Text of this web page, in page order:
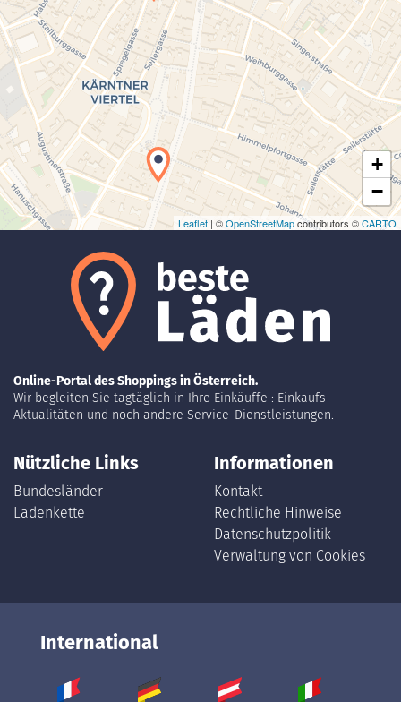
Laden der Karte...
+
−
Leaflet | ©OpenStreetMapcontributors ©CARTO
Online-Portal des Shoppings in Österreich.
Wir begleiten Sie tagtäglich in Ihre Einkäuffe : Einkaufs
Aktualitäten und noch andere Service-Dienstleistungen.
Nützliche Links
Bundesländer
Ladenkette
Informationen
Kontakt
Rechtliche Hinweise
Datenschutzpolitik
Verwaltung von Cookies
International